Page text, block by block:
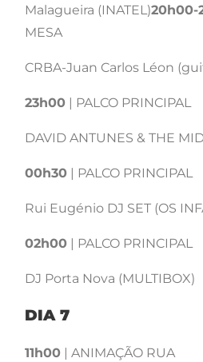
Malagueira (INATEL)20h00-
MESA
CRBA-Juan Carlos Léon
23h00 | PALCO PRINCIPAL
DAVID ANTUNES & THE
00h30 | PALCO PRINCIPAL
Rui Eugénio DJ SET (OS
02h00 | PALCO PRINCIPAL
DJ Porta Nova (MULTIBOX)
DIA 7
11h00 | ANIMAÇÃO RUA